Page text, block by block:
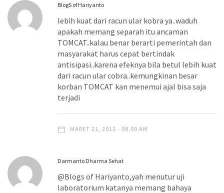
BlogS of Hariyanto
lebih kuat dari racun ular kobra ya..waduh
apakah memang separah itu ancaman
TOMCAT..kalau benar berarti pemerintah dan
masyarakat harus cepat bertindak
antisipasi..karena efeknya bila betul lebih kuat
dari racun ular cobra..kemungkinan besar
korban TOMCAT kan menemui ajal bisa saja
terjadi
MARET 21, 2012 - 08.00 AM
Darmanto Dharma Sehat
@Blogs of Hariyanto,yah menutur uji
laboratorium katanya memang bahaya